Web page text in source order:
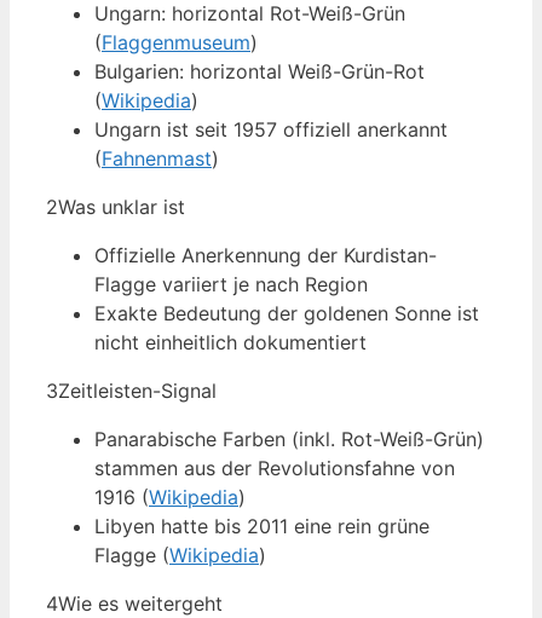
Ungarn: horizontal Rot-Weiß-Grün
(Flaggenmuseum)
Bulgarien: horizontal Weiß-Grün-Rot
(Wikipedia)
Ungarn ist seit 1957 offiziell anerkannt
(Fahnenmast)
2Was unklar ist
Offizielle Anerkennung der Kurdistan-
Flagge variiert je nach Region
Exakte Bedeutung der goldenen Sonne ist
nicht einheitlich dokumentiert
3Zeitleisten-Signal
Panarabische Farben (inkl. Rot-Weiß-Grün)
stammen aus der Revolutionsfahne von
1916 (Wikipedia)
Libyen hatte bis 2011 eine rein grüne
Flagge (Wikipedia)
4Wie es weitergeht